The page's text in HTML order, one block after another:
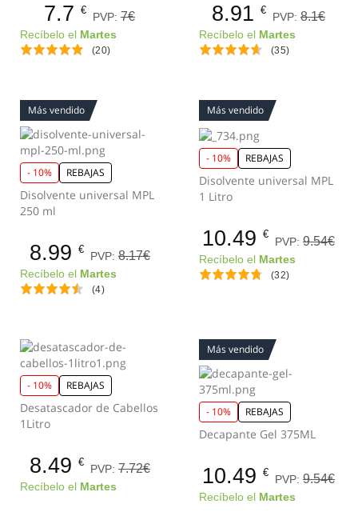
7.7 €
PVP: 7€
Recíbelo el Martes
(20)
8.91 €
PVP: 8.1€
Recíbelo el Martes
(35)
Más vendido
- 10% REBAJAS
Disolvente universal MPL
250 ml
8.99 €
PVP: 8.17€
Recíbelo el Martes
(4)
Más vendido
- 10% REBAJAS
Disolvente universal MPL
1 Litro
10.49 €
PVP: 9.54€
Recíbelo el Martes
(32)
- 10% REBAJAS
Desatascador de Cabellos
1Litro
8.49 €
PVP: 7.72€
Recíbelo el Martes
Más vendido
- 10% REBAJAS
Decapante Gel 375ML
10.49 €
PVP: 9.54€
Recíbelo el Martes